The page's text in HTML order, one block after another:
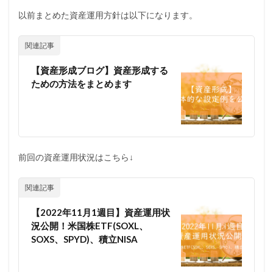
以前まとめた資産運用方針は以下になります。
関連記事
【資産形成ブログ】資産形成する
ための方法をまとめます
前回の資産運用状況はこちら↓
関連記事
【2022年11月1週目】資産運用状
況公開！米国株ETF(SOXL、
SOXS、SPYD)、積立NISA